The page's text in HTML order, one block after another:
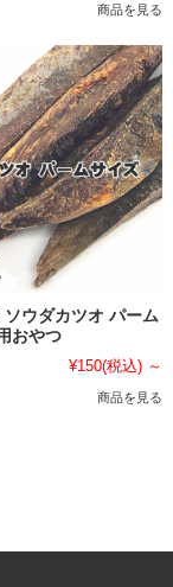
商品を見る
ソウダカツオ パーム
おやつ
¥150(税込) ～
商品を見る